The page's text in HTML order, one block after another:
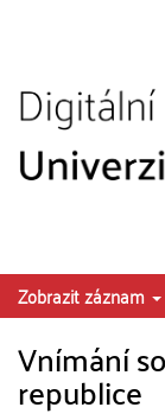
Zobrazit záznam
Vnímání
republice